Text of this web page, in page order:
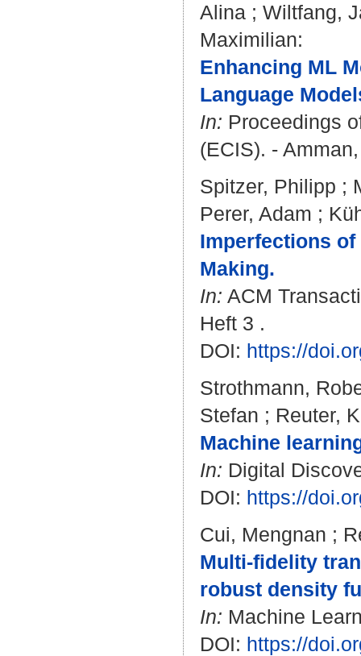
Alina ; Wiltfang,
Maximilian:
Enhancing ML
Language
In: Proceedings
(ECIS). -
Spitzer, Philipp ;
Perer, Adam ;
Imperfections
Making.
In: ACM
Heft 3 .
DOI: https://
Strothmann,
Stefan ; Reuter,
Machine
In: Digital
DOI: https://
Cui, Mengnan ;
Multi-fidelity
robust density
In: Machine
DOI: https://